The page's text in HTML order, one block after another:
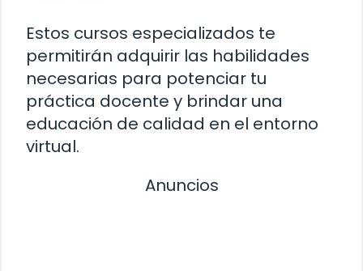
Estos cursos especializados te
permitirán adquirir las habilidades
necesarias para potenciar tu
práctica docente y brindar una
educación de calidad en el entorno
virtual.
Anuncios